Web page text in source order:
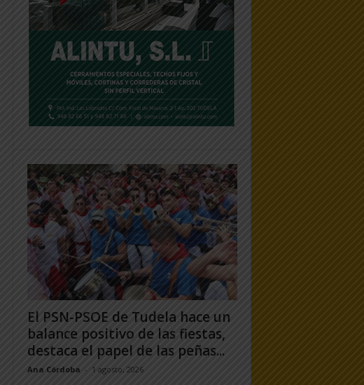
El PSN-PSOE de Tudela hace un
balance positivo de las fiestas,
destaca el papel de las peñas...
Ana Córdoba - 1 agosto, 2026